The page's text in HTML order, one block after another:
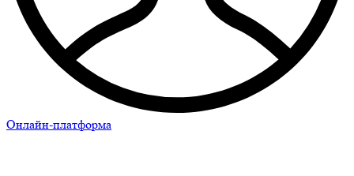
Онлайн-платформа